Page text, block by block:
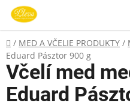
Prejsť
obsah
Domov
/ MED A VČELIE PRODUKTY /
Eduard Pásztor 900 g
Včelí med
Eduard